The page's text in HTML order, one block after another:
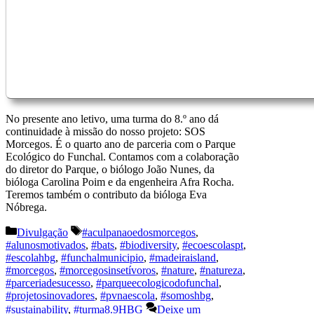
No presente ano letivo, uma turma do 8.º ano dá
continuidade à missão do nosso projeto: SOS
Morcegos. É o quarto ano de parceria com o Parque
Ecológico do Funchal. Contamos com a colaboração
do diretor do Parque, o biólogo João Nunes, da
bióloga Carolina Poim e da engenheira Afra Rocha.
Teremos também o contributo da bióloga Eva
Nóbrega.
Categorias
Divulgação Etiquetas
#aculpanaoedosmorcegos,
#alunosmotivados, #bats, #biodiversity, #ecoescolaspt,
#escolahbg, #funchalmunicipio, #madeiraisland,
#morcegos, #morcegosinsetívoros, #nature, #natureza,
#parceriadesucesso, #parqueecologicodofunchal,
#projetosinovadores, #pvnaescola, #somoshbg,
#sustainability, #turma8.9HBG Deixe um